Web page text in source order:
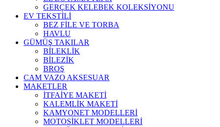
GERÇEK KELEBEK KOLEKSİYONU
EV TEKSTİLİ
BEZ FİLE VE TORBA
HAVLU
GÜMÜŞ TAKILAR
BİLEKLİK
BİLEZİK
BROŞ
CAM VAZO AKSESUAR
MAKETLER
İTFAİYE MAKETİ
KALEMLİK MAKETİ
KAMYONET MODELLERİ
MOTOSİKLET MODELLERİ